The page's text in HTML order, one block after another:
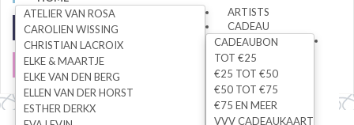
ARTISTS
ATELIER VAN ROSA
CAROLIEN WISSING
CHRISTIAN LACROIX
ELKE & MAARTJE
ELKE VAN DEN BERG
ELLEN VAN DER HORST
ESTHER DERKX
CADEAU
CADEAUBON
TOT €25
€25 TOT €50
€50 TOT €75
€75 EN MEER
VVV CADEAUKAART
MODE
SALE